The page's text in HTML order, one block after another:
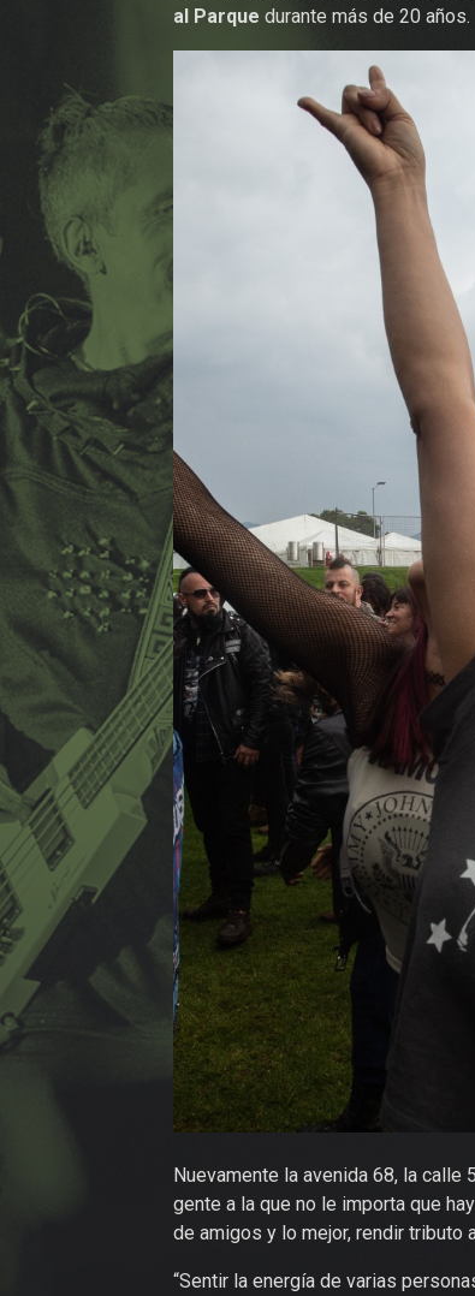
al Parque durante más de 20 años.
Nuevamente la avenida 68, la
gente a la que no le importa que
de amigos y lo mejor, rendir tributo
“Sentir la energía de varias